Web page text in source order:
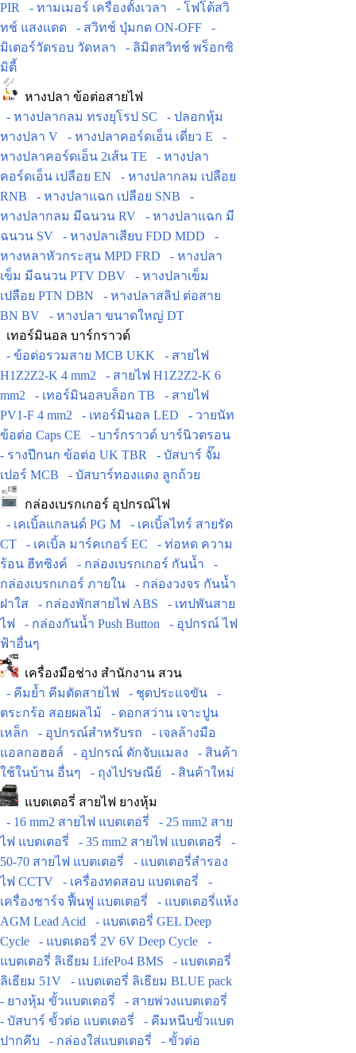
PIR
- ทามเมอร์ เครื่องตั้งเวลา
- โฟโต้สวิ
ทช์ แสงแดด
- สวิทช์ ปุ่มกด ON-OFF
-
มิเตอร์วัดรอบ วัดหลา
- ลิมิตสวิทช์ พร็อกซิ
มิตี้
หางปลา ข้อต่อสายไฟ
- หางปลากลม ทรงยุโรป SC
- ปลอกหุ้ม
หางปลา V
- หางปลาคอร์ดเอ็น เดี่ยว E
-
หางปลาคอร์ดเอ็น 2เส้น TE
- หางปลา
คอร์ดเอ็น เปลือย EN
- หางปลากลม เปลือย
RNB
- หางปลาแฉก เปลือย SNB
-
หางปลากลม มีฉนวน RV
- หางปลาแฉก มี
ฉนวน SV
- หางปลาเสียบ FDD MDD
-
หางหลาหัวกระสุน MPD FRD
- หางปลา
เข็ม มีฉนวน PTV DBV
- หางปลาเข็ม
เปลือย PTN DBN
- หางปลาสลิป ต่อสาย
BN BV
- หางปลา ขนาดใหญ่ DT
เทอร์มินอล บาร์กราวด์
- ข้อต่อรวมสาย MCB UKK
- สายไฟ
H1Z2Z2-K 4 mm2
- สายไฟ H1Z2Z2-K 6
mm2
- เทอร์มินอลบล็อก TB
- สายไฟ
PV1-F 4 mm2
- เทอร์มินอล LED
- วายนัท
ข้อต่อ Caps CE
- บาร์กราวด์ บาร์นิวตรอน
- รางปีกนก ข้อต่อ UK TBR
- บัสบาร์ จั๊ม
เปอร์ MCB
- บัสบาร์ทองแดง ลูกถ้วย
กล่องเบรกเกอร์ อุปกรณ์ไฟ
- เคเบิ้ลแกลนด์ PG M
- เคเบิ้ลไทร์ สายรัด
CT
- เคเบิ้ล มาร์คเกอร์ EC
- ท่อหด ความ
ร้อน ฮีทซิงค์
- กล่องเบรกเกอร์ กันน้ำ
-
กล่องเบรกเกอร์ ภายใน
- กล่องวงจร กันน้ำ
ฝาใส
- กล่องพักสายไฟ ABS
- เทปพันสาย
ไฟ
- กล่องกันน้ำ Push Button
- อุปกรณ์ ไฟ
ฟ้าอื่นๆ
เครื่องมือช่าง สำนักงาน สวน
- คีมย้ำ คีมตัดสายไฟ
- ชุดประแจขัน
-
ตระกร้อ สอยผลไม้
- ดอกสว่าน เจาะปูน
เหล็ก
- อุปกรณ์สำหรับรถ
- เจลล้างมือ
แอลกอฮอล์
- อุปกรณ์ ดักจับแมลง
- สินค้า
ใช้ในบ้าน อื่นๆ
- ถุงไปรษณีย์ - สินค้าใหม่
แบตเตอรี่ สายไฟ ยางหุ้ม
- 16 mm2 สายไฟ แบตเตอรี่
- 25 mm2 สาย
ไฟ แบตเตอรี่
- 35 mm2 สายไฟ แบตเตอรี่
-
50-70 สายไฟ แบตเตอรี่
- แบตเตอรี่สำรอง
ไฟ CCTV
- เครื่องทดสอบ แบตเตอรี่
-
เครื่องชาร์จ ฟื้นฟู แบตเตอรี่
- แบตเตอรี่แห้ง
AGM Lead Acid
- แบตเตอรี่ GEL Deep
Cycle
- แบตเตอรี่ 2V 6V Deep Cycle
-
แบตเตอรี่ ลิเธียม LifePo4 BMS
- แบตเตอรี่
ลิเธียม 51V
- แบตเตอรี่ ลิเธียม BLUE pack
- ยางหุ้ม ขั้วแบตเตอรี่
- สายพ่วงแบตเตอรี่
- บัสบาร์ ขั้วต่อ แบตเตอรี่
- คีมหนีบขั้วแบต
ปากคีบ
- กล่องใส่แบตเตอรี่
- ขั้วต่อ